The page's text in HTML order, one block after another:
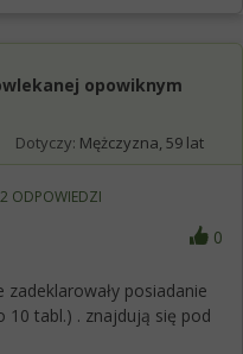
opowiknym
Dotyczy: Mężczyzna, 59 lat
2 ODPOWIEDZI
0
posiadanie
10 tabl.) . znajdują się pod